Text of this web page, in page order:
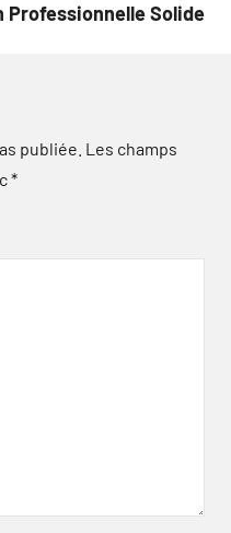
Professionnelle Solide
publiée. Les champs
*